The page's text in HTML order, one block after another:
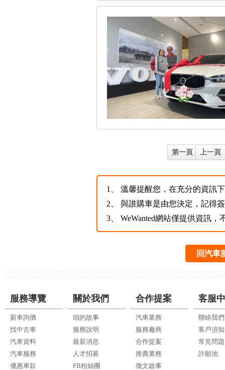
第一頁 上一頁
1、
溫馨提醒您，在充分的資訊
2、
與誰購車是由您決定，記得
3、
WeWanted網站僅提供資訊
回汽車
服務導覽
新車詢價
找中古車
汽車資料
汽車服務
優惠車款
關於我們
咱的故事
服務說明
最新消息
人才招募
FB粉絲團
合作提案
汽車業務
服務廠商
合作提案
推薦業務
徵文啟事
客服
聯絡我們
客戶須知
常見問題
許願池